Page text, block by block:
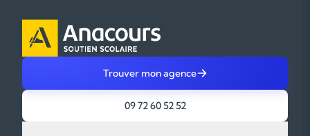
Trouver mon agence
09 72 60 52 52